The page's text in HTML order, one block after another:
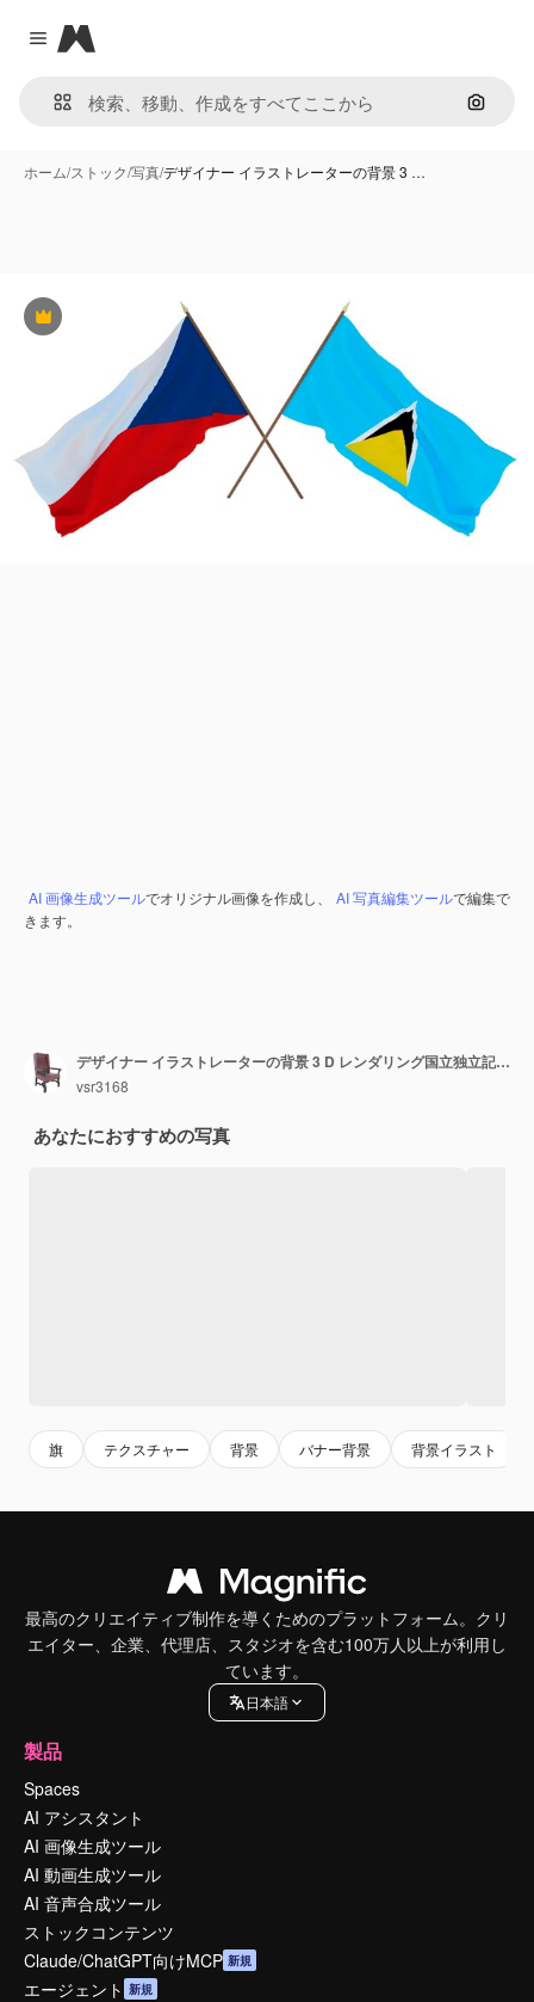
Close menu
Magnific
画像で
ホーム/ストック/写真/デザイナー イラストレーターの背景 3 …
Premium
AI 画像生成ツールでオリジナル画像を作成し、 AI 写真編集ツールで編集で
きます。
デザイナー イラストレーターの背景 3 D レンダリング国立独立記念日フラグ チェコ共和国とセントルシア
vsr3168
あなたにおすすめの写真
旗 テクスチャー 背景 バナー背景 背景イラスト
最高のクリエイティブ制作を導くためのプラットフォーム。クリ
エイター、企業、代理店、スタジオを含む100万人以上が利用し
ています。
日本語
製品
Spaces
AI アシスタント
AI 画像生成ツール
AI 動画生成ツール
AI 音声合成ツール
ストックコンテンツ
Claude/ChatGPT向けMCP 新規
エージェント 新規